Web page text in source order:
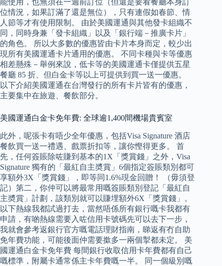
位情況，如果訂滿了還是無位），只有連假如春節、情
人節等才有使用限制。 由於美國運通與其他發卡組織不
同，同時身兼「發卡組織」以及「銀行端－推廣卡片」
的角色。 所以大多數的優惠皆由卡片本身而定，較少出
現所有美國運通卡片通用的優惠。 不同卡種與卡等優惠
相差懸殊－舉例來說，低卡等的美國運通卡僅提供五星
餐廳 85 折、但白金卡等以上可提供到買一送一優惠。
以下介紹美國運通在台灣發行的所有卡片皆有的優惠，
主要集中在旅遊、餐飲部分。
美國運通白金卡免年費: 全球逾1,400間機場貴賓室
此外，呢張卡有唔少全年優惠，包括Visa Signature 酒店
餐飲買一送一禮遇、戲票折扣等，讓你慳得更多。 首
先，任何簽賬除咗賺到基本的1X「獎賞錢」之外，Visa
Signature 獨有的「最紅自主奬賞」6個指定簽賬類別都可
享額外3X「獎賞錢」，即等同1.6%現金回贈！ （毋須登
記）第二，你仲可以將最常用嘅簽賬類別登記「最紅自
主奬賞」計劃，該類別就可以賺埋額外6X「獎賞錢」。
以下熱線我都試過打去，當然唔係所有銀行嘅卡我都有
申請，有啲熱線需要入咗信用卡號碼先可以去下一步，
我就會參考返銀行官方嘅電話理財指南，睇返有冇自助
免年費功能，可能後面仲需要撳多一兩個掣都未定。 美
國運通白金卡免年費 每間銀行收取信用卡年費都有自己
嘅標準，附屬卡通常係主卡年費嘅一半。 同一個級別嘅